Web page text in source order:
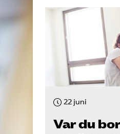
Aktiviteter
Våra frågor
22 juni
Var du